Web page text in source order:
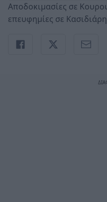
Αποδοκιμασίες σε
επευφημίες σε Κασιδιάρη